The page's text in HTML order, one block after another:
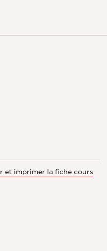
et imprimer la fiche cours